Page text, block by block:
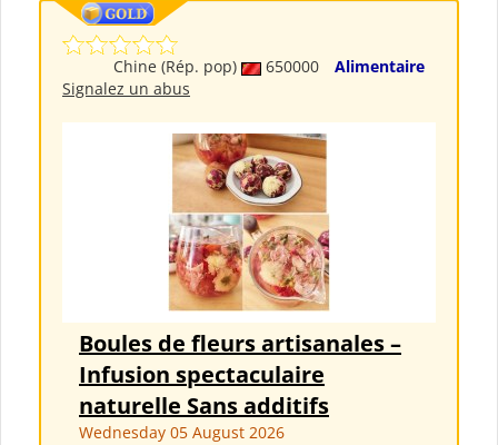
Chine (Rép. pop) 650000
Alimentaire
Signalez un abus
Boules de fleurs artisanales –
Infusion spectaculaire
naturelle Sans additifs
Wednesday 05 August 2026